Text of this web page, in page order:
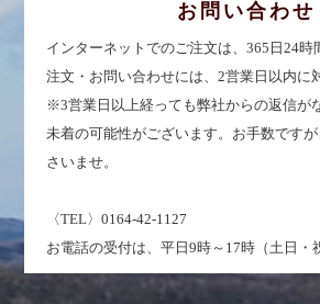
お問い合わせ
インターネットでのご注文は、365日24時
注文・お問い合わせには、2営業日以内に
※3営業日以上経っても弊社からの返信が
未着の可能性がございます。お手数です
さいませ。
〈TEL〉0164-42-1127
お電話の受付は、平日9時～17時（土日・